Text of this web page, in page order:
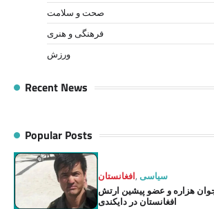
صحت و سلامت
فرهنگی و هنری
ورزش
Recent News
Popular Posts
افغانستان,سیاسی
هزاره و عضو پیشین ارتش
افغانستان در دایکندی